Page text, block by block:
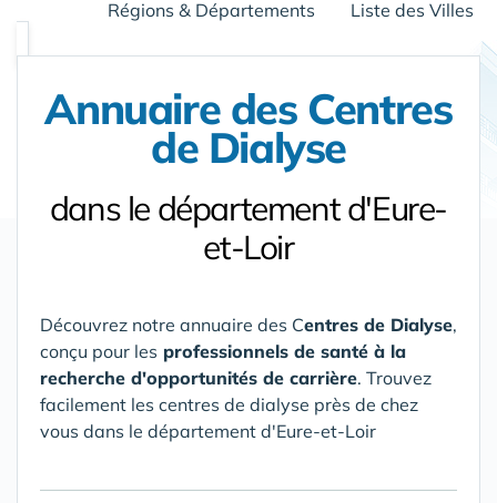
Régions & Départements Liste des Villes
Annuaire des Centres
de Dialyse
dans le département d'Eure-
et-Loir
Découvrez notre annuaire des Centres de Dialyse,
conçu pour les professionnels de santé à la
recherche d'opportunités de carrière. Trouvez
facilement les centres de dialyse près de chez
vous dans le département d'Eure-et-Loir